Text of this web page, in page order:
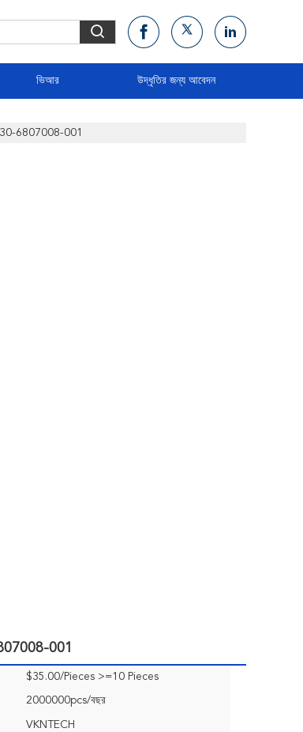
ভিআর উদ্ধৃতির জন্য আবেদন
6807008-001
001
$35.00/Pieces >=10 Pieces
2000000pcs/বছর
VKNTECH